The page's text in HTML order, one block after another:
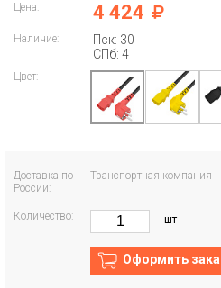
Цена: 4 424
Наличие:
Пск: 30
СПб: 4
Цвет:
Доставка по
России:
Транспортная компания
Количество: шт
Оформить